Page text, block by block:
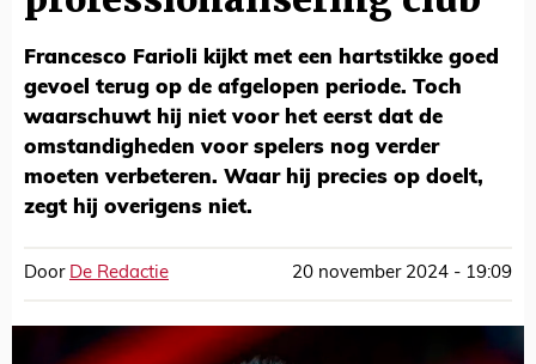
Francesco Farioli kijkt met een hartstikke goed
gevoel terug op de afgelopen periode. Toch
waarschuwt hij niet voor het eerst dat de
omstandigheden voor spelers nog verder
moeten verbeteren. Waar hij precies op doelt,
zegt hij overigens niet.
Door De Redactie 20 november 2024 - 19:09